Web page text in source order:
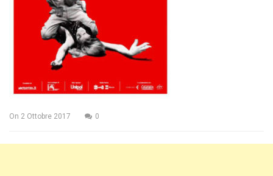
On 2 Ottobre 2017 0